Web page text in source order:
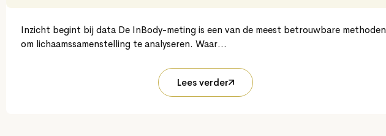
Inzicht begint bij data De InBody-meting is een van de meest betrouwbare methoden
om lichaamssamenstelling te analyseren. Waar...
Lees verder